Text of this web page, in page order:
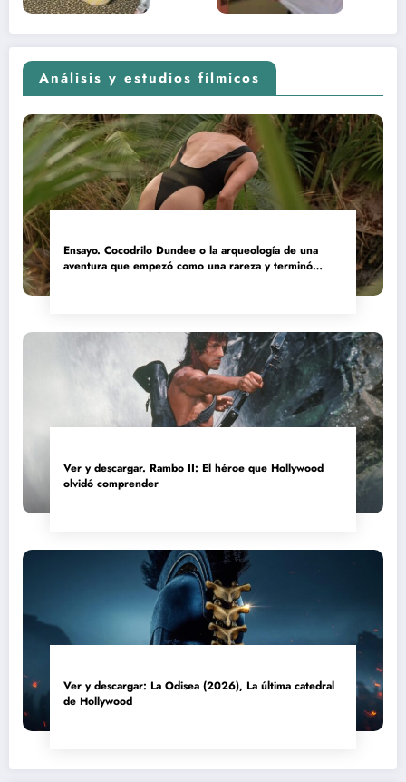
Análisis y estudios fílmicos
Ensayo. Cocodrilo Dundee o la arqueología de una
aventura que empezó como una rareza y terminó
Ver y descargar. Rambo II: El héroe que Hollywood
olvidó comprender
Ver y descargar: La Odisea (2026), La última catedral
de Hollywood